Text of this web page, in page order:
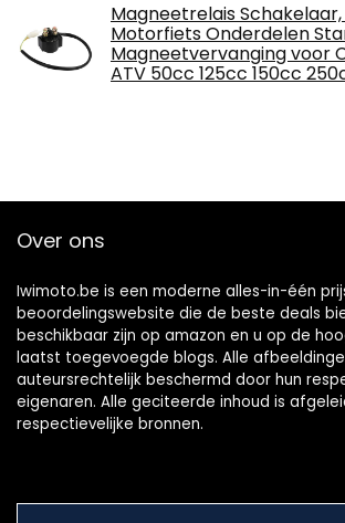
Magneetrelais Schakelaar,
Motorfiets Onderdelen
Magneetvervanging voor
ATV 50cc 125cc 150cc
Over ons
Iwimoto.be is een moderne alles-in-één
beoordelingswebsite die de beste deals
beschikbaar zijn op amazon en u op de
laatst toegevoegde blogs. Alle
auteursrechtelijk beschermd door hun
eigenaren. Alle geciteerde inhoud is
respectievelijke bronnen.